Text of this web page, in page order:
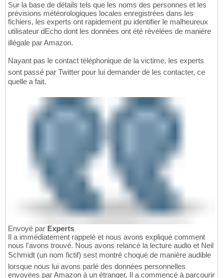
Sur la base de détails tels que les noms des personnes et les
prévisions météorologiques locales enregistrées dans les
fichiers, les experts ont rapidement pu identifier le malheureux
utilisateur dEcho dont les données ont été révélées de manière
illégale par Amazon.
Nayant pas le contact téléphonique de la victime, les experts
sont passé par Twitter pour lui demander de les contacter, ce
quelle a fait.
Envoyé par Experts
Il a immédiatement rappelé et nous avons expliqué comment
nous l'avons trouvé. Nous avons relancé la lecture audio et Neil
Schmidt (un nom fictif) sest montré choqué de manière audible
lorsque nous lui avons parlé des données personnelles
envoyées par Amazon à un étranger. Il a commencé à parcourir